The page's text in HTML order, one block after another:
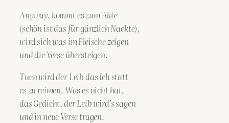
Anyway, kommt es zum Akte
(schön ist das für gänzlich Nackte),
wird sich was im Fleische zeigen
und die Verse übersteigen.
Tuen wird der Leib das Ich statt
es zu reimen. Was es nicht hat,
das Gedicht, der Leib wird’s sagen
und in neue Verse tragen.